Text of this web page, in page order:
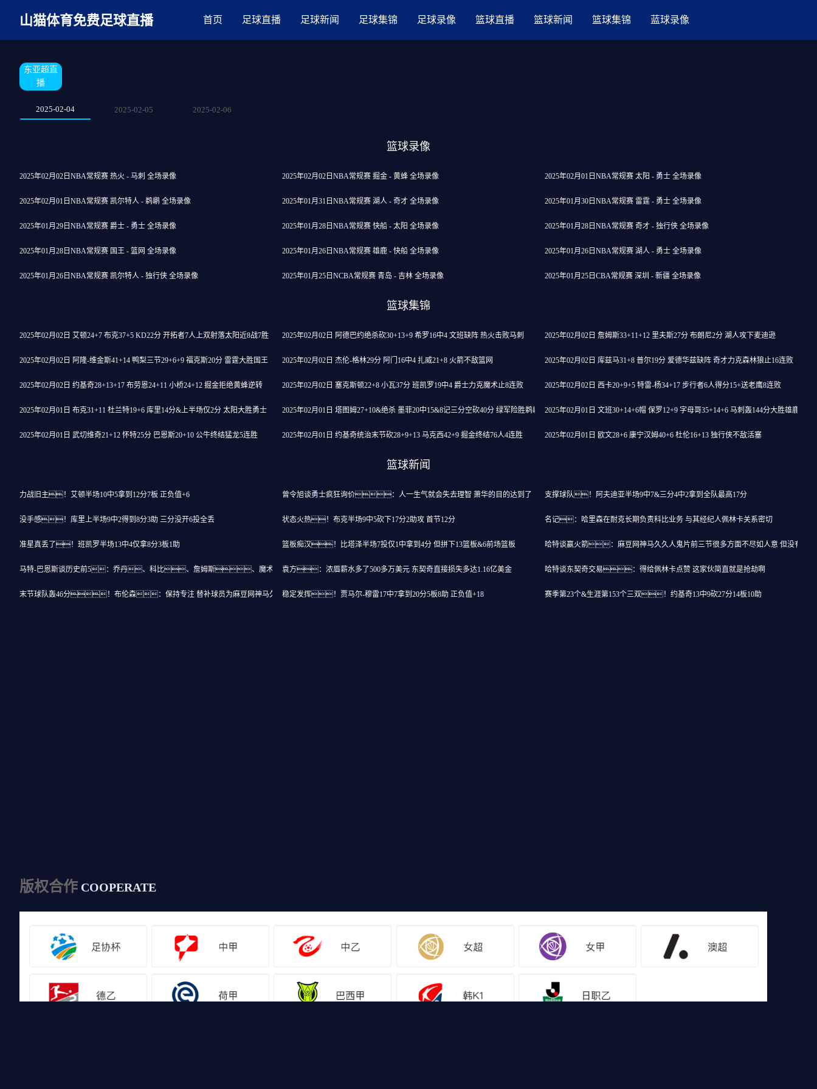
山猫体育免费足球直播 首页 足球直播 足球新闻 足球集锦 足球录像 篮球直播 篮球新闻 篮球集锦 蓝球录像
东亚超直
播
2025-02-04 2025-02-05 2025-02-06
篮球录像
2025年02月02日NBA常规赛 热火 - 马刺 全场录像 2025年02月02日NBA常规赛 掘金 - 黄蜂 全场录像 2025年02月01日NBA常规赛 太阳 - 勇士 全场录像
2025年02月01日NBA常规赛 凯尔特人 - 鹈鹕 全场录像 2025年01月31日NBA常规赛 湖人 - 奇才 全场录像 2025年01月30日NBA常规赛 雷霆 - 勇士 全场录像
2025年01月29日NBA常规赛 爵士 - 勇士 全场录像 2025年01月28日NBA常规赛 快船 - 太阳 全场录像 2025年01月28日NBA常规赛 奇才 - 独行侠 全场录像
2025年01月28日NBA常规赛 国王 - 篮网 全场录像 2025年01月26日NBA常规赛 雄鹿 - 快船 全场录像 2025年01月26日NBA常规赛 湖人 - 勇士 全场录像
2025年01月26日NBA常规赛 凯尔特人 - 独行侠 全场录像 2025年01月25日NCBA常规赛 青岛 - 吉林 全场录像 2025年01月25日CBA常规赛 深圳 - 新疆 全场录像
篮球集锦
2025年02月02日 艾顿24+7 布克37+5 KD22分 开拓者7人上双射落太阳近8战7胜 2025年02月02日 阿德巴约绝杀砍30+13+9 希罗16中4 文班缺阵 热火击败马刺 2025年02月02日 詹姆斯33+11+12 里夫斯27分 布朗尼2分 湖人攻下麦迪逊
2025年02月02日 阿隆-维金斯41+14 鸭梨三节29+6+9 福克斯20分 雷霆大胜国王 2025年02月02日 杰伦-格林29分 阿门16中4 扎威21+8 火箭不敌篮网 2025年02月02日 库兹马31+8 普尔19分 爱德华兹缺阵 奇才力克森林狼止16连败
2025年02月02日 约基奇28+13+17 布劳恩24+11 小桥24+12 掘金拒绝黄蜂逆转 2025年02月02日 塞克斯顿22+8 小瓦37分 班凯罗19中4 爵士力克魔术止8连败 2025年02月02日 西卡20+9+5 特雷-杨34+17 步行者6人得分15+送老鹰8连败
2025年02月01日 布克31+11 杜兰特19+6 库里14分&上半场仅2分 太阳大胜勇士 2025年02月01日 塔图姆27+10&绝杀 墨菲20中15&8记三分空砍40分 绿军险胜鹈鹕 2025年02月01日 文班30+14+6帽 保罗12+9 字母哥35+14+6 马刺轰144分大胜雄鹿
2025年02月01日 武切维奇21+12 怀特25分 巴恩斯20+10 公牛终结猛龙5连胜 2025年02月01日 约基奇统治末节砍28+9+13 马克西42+9 掘金终结76人4连胜 2025年02月01日 欧文28+6 康宁汉姆40+6 杜伦16+13 独行侠不敌活塞
篮球新闻
力战旧主！艾顿半场10中5拿到12分7板 正负值+6 曾令旭谈勇士疯狂询价：人一生气就会失去理智 萧华的目的达到了 支撑球队！阿夫迪亚半场9中7&三分4中2拿到全队最高17分
没手感！库里上半场9中2得到8分3助 三分没开6投全丢 状态火热！布克半场9中5砍下17分2助攻 首节12分 名记：哈里森在耐克长期负责科比业务 与其经纪人佩林卡关系密切
准星真丢了！班凯罗半场13中4仅拿8分3板1助 篮板痴汉！比塔泽半场7投仅1中拿到4分 但拼下13篮板&6前场篮板 哈特谈赢火箭：麻豆网神马久久人鬼片前三节很多方面不尽如人意 但没有受
马特-巴恩斯谈历史前5：乔丹、科比、詹姆斯、魔术师、奥尼尔袁方：浓眉薪水多了500多万美元 东契奇直接损失多达1.16亿美金 哈特谈东契奇交易：得给佩林卡点赞 这家伙简直就是抢劫啊
末节球队轰46分！布伦森：保持专注 替补球员为麻豆网神马久久人鬼片带来了活力稳定发挥！贾马尔-穆雷17中7拿到20分5板8助 正负值+18 赛季第23个&生涯第153个三双！约基奇13中9砍27分14板10助
版权合作 COOPERATE